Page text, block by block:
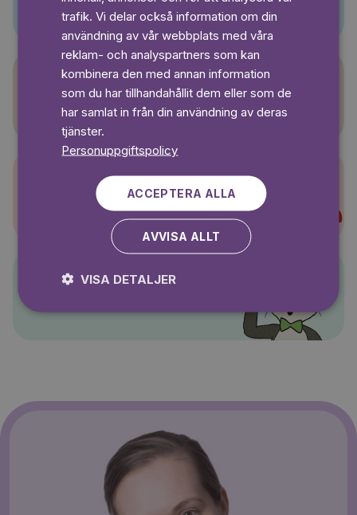
Sagasagor
Super-Charlie
trafik. Vi delar också information om din
användning av vår webbplats med våra
reklam- och analyspartners som kan
kombinera den med annan information
som du har tillhandahållit dem eller som de
har samlat in från din användning av deras
tjänster.
Personuppgiftspolicy
ACCEPTERA ALLA
AVVISA ALLT
VISA DETALJER